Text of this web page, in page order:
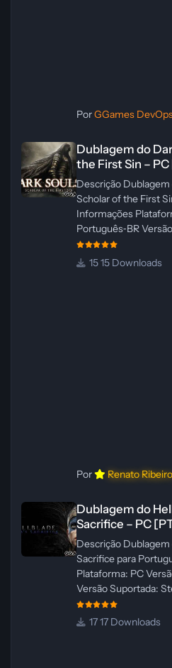
PorGGames
Dublagem do
the First Sin – PC
Descrição Dublagem
Scholar of the First
Informações
Português‑BR
Suportado: Inglês
Atualização: 24/04/
15 Downloads
Por Renato Ribeiro
Dublagem do
Sacrifice – PC
Descrição Dublagem
Sacrifice para
Plataforma: PC
Versão Suportada:
Inglês Lançamento:
Créditos — Central de
17 Downloads